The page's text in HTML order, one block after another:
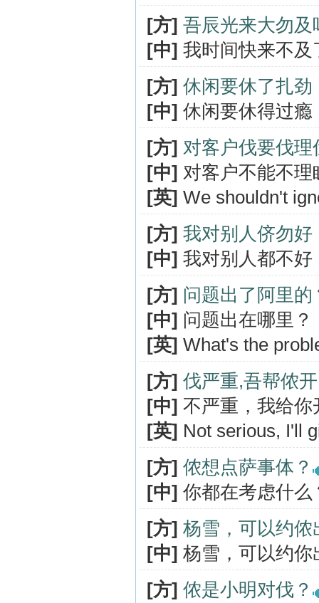
[方] 吾辰光来大勿
[中] 我时间快来不
[方] 休闲要休了扎
[中] 休闲要休得过
[方] 对客户伐要伐理
[中] 对客户不能不理
[英] We shouldn't
[方] 我对别人侪勿
[中] 我对别人都不
[方] 问题出了阿里的
[中] 问题出在哪里？
[英] What's the
[方] 伐严重,吾帮侬
[中] 不严重，我给你
[英] Not serious, I'll
[方] 侬想点萨事体？
[中] 你都在考虑什么
[方] 杨雪，可以约侬
[中] 杨雪，可以约你
[方] 侬是小明对伐？